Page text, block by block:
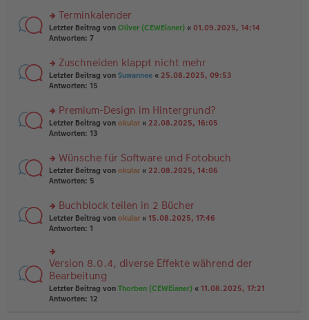
g
e
n
er
tr
a
g
n
g
el
e
n
er
tr
a
g
rs
te
n
g
el
e
n
er
tr
a
g
Terminkalender
Letzter Beitrag von Oliver (CEWEianer) « 01.09.2025, 14:14
Antworten: 7
rs
te
n
g
el
e
n
er
tr
a
g
Zuschneiden klappt nicht mehr
Letzter Beitrag von Suwannee « 25.08.2025, 09:53
Antworten: 15
rs
te
n
g
el
e
n
er
tr
a
g
Premium-Design im Hintergrund?
Letzter Beitrag von okular « 22.08.2025, 16:05
Antworten: 13
rs
te
n
g
el
e
n
er
B
ei
tr
Wünsche für Software und Fotobuch
Letzter Beitrag von okular « 22.08.2025, 14:06
Antworten: 5
rs
te
u
n
g
el
es
e
Buchblock teilen in 2 Bücher
Letzter Beitrag von okular « 15.08.2025, 17:46
Antworten: 1
rs
te
r
u
n
Version 8.0.4, diverse Effekte während der
Bearbeitung
Letzter Beitrag von Thorben (CEWEianer) « 11.08.2025, 17:21
Antworten: 12